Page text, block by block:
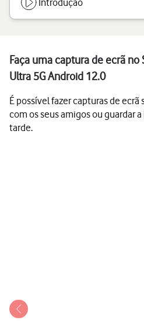
Introdução
Faça uma captura de ecrã no
Ultra 5G Android 12.0
É possível fazer capturas de
com os seus amigos ou guardar
tarde.